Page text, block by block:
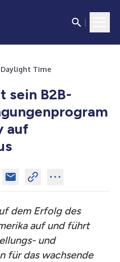
Daylight Time
sein B2B-
auf
dem Erfolg des
auf und führt
und
für das wachsende